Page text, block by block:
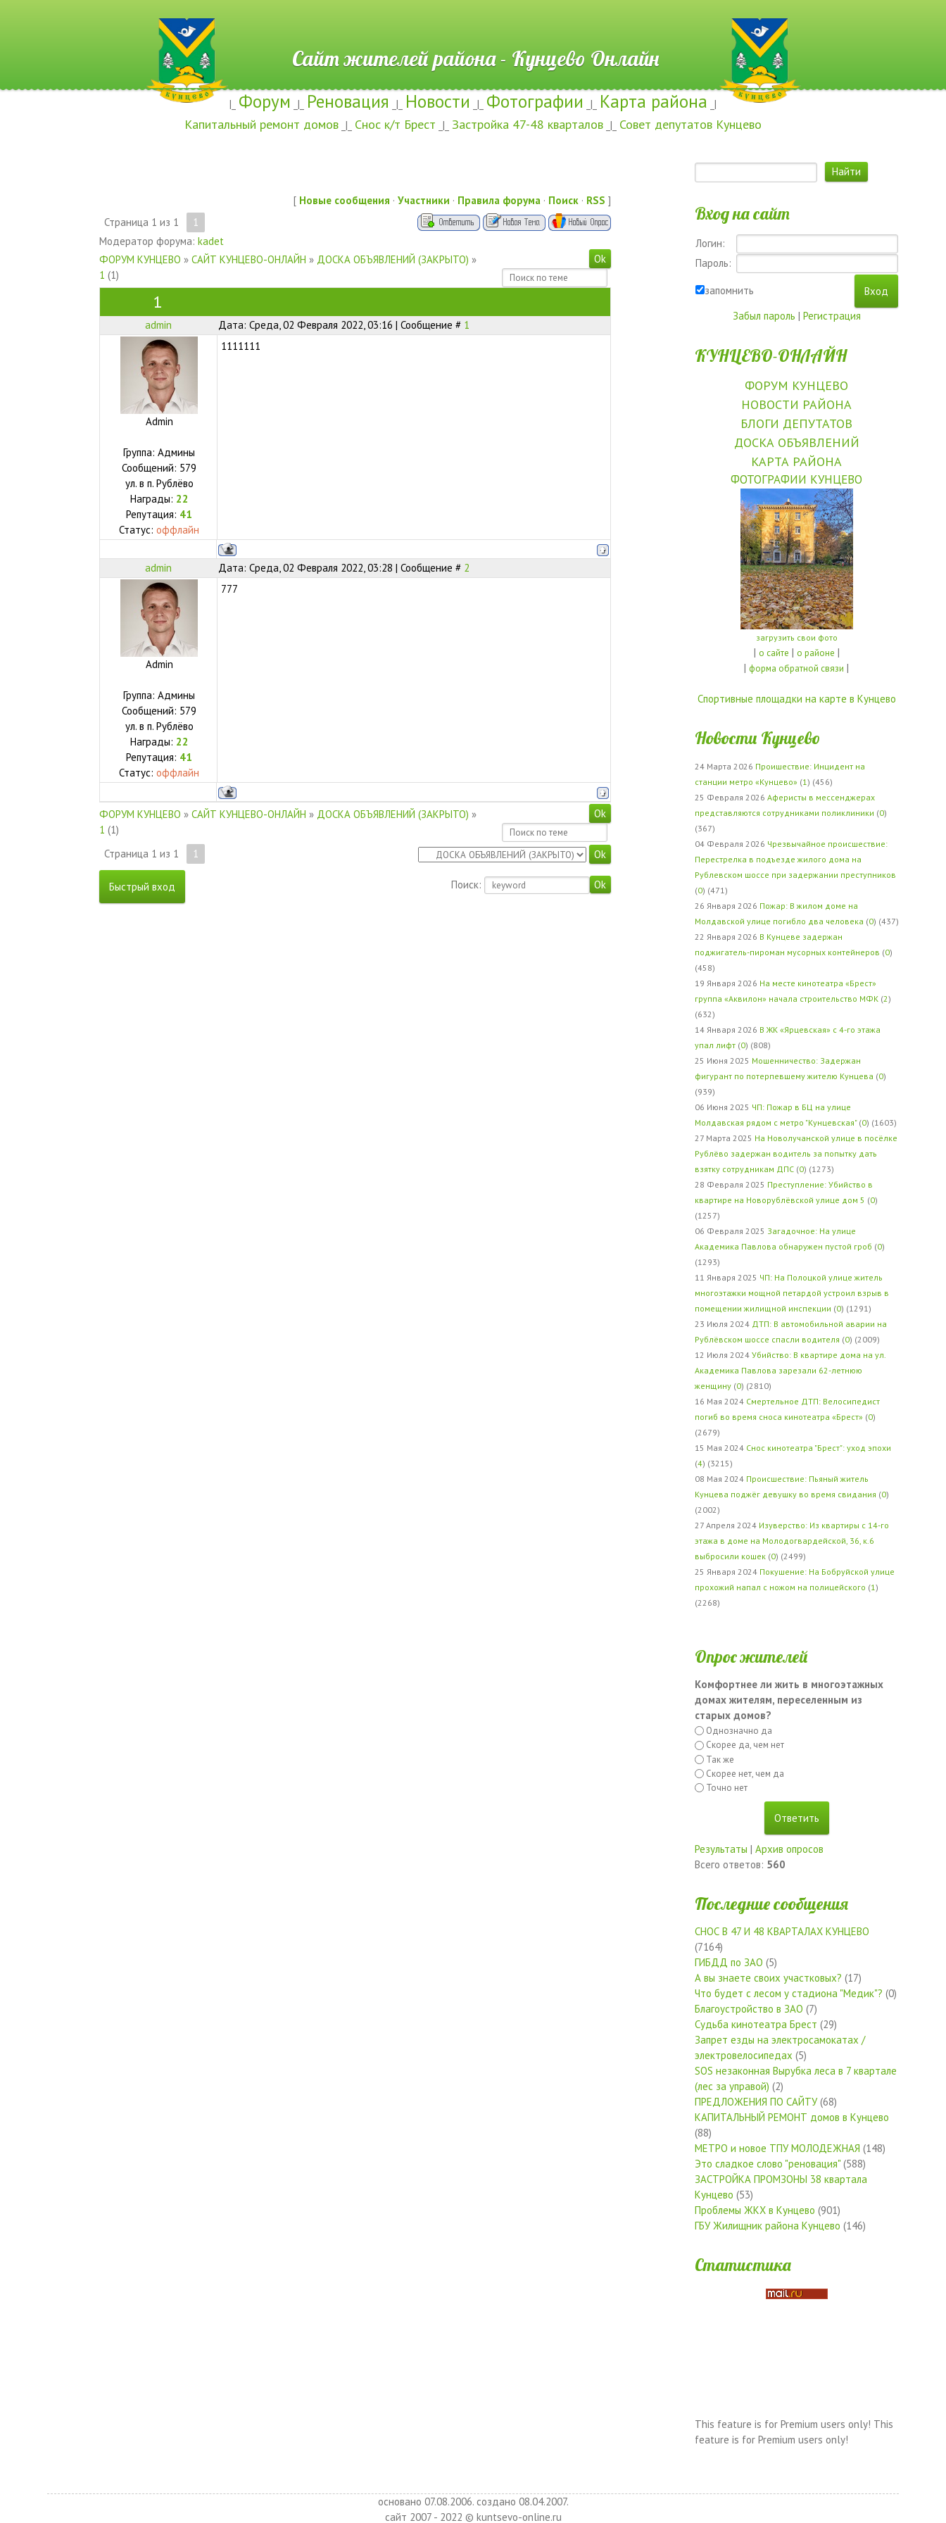
Сайт жителей района - Кунцево Онлайн
|_ Форум _|_ Реновация _|_ Новости _|_ Фотографии _|_ Карта района _|
Капитальный ремонт домов _|_ Снос к/т Брест _|_ Застройка 47-48 кварталов _|_ Совет депутатов Кунцево
[ Новые сообщения · Участники · Правила форума · Поиск · RSS ]
Страница 1 из 1
1
Модератор форума: kadet
ФОРУМ КУНЦЕВО » САЙТ КУНЦЕВО-ОНЛАЙН » ДОСКА ОБЪЯВЛЕНИЙ (ЗАКРЫТО) »
1 (1)
1
admin Дата: Среда, 02 Февраля 2022, 03:16 | Сообщение # 1
Admin
Группа: Админы
Сообщений: 579
ул. в п. Рублёво
Награды: 22
Репутация: 41
Статус:оффлайн
1111111
admin Дата: Среда, 02 Февраля 2022, 03:28 | Сообщение # 2
Admin
Группа: Админы
Сообщений: 579
ул. в п. Рублёво
Награды: 22
Репутация: 41
Статус:оффлайн
777
ФОРУМ КУНЦЕВО » САЙТ КУНЦЕВО-ОНЛАЙН » ДОСКА ОБЪЯВЛЕНИЙ (ЗАКРЫТО) »
1 (1)
Страница 1 из 1 1
Поиск:
Вход на сайт
Логин:
Пароль:
запомнить
Забыл пароль | Регистрация
КУНЦЕВО-ОНЛАЙН
ФОРУМ КУНЦЕВО
НОВОСТИ РАЙОНА
БЛОГИ ДЕПУТАТОВ
ДОСКА ОБЪЯВЛЕНИЙ
КАРТА РАЙОНА
ФОТОГРАФИИ КУНЦЕВО
загрузить свои фото
| о сайте | о районе |
|форма обратной связи |
Спортивные площадки на карте в Кунцево
Новости Кунцево
24 Марта 2026 Проишествие: Инцидент на
станции метро «Кунцево» (1) (456)
25 Февраля 2026 Аферисты в мессенджерах
представляются сотрудниками поликлиники (0)
(367)
04 Февраля 2026 Чрезвычайное происшествие:
Перестрелка в подъезде жилого дома на
Рублевском шоссе при задержании преступников
(0) (471)
26 Января 2026 Пожар: В жилом доме на
Молдавской улице погибло два человека (0) (437)
22 Января 2026 В Кунцеве задержан
поджигатель-пироман мусорных контейнеров (0)
(458)
19 Января 2026 На месте кинотеатра «Брест»
группа «Аквилон» начала строительство МФК (2)
(632)
14 Января 2026 В ЖК «Ярцевская» с 4-го этажа
упал лифт (0) (808)
25 Июня 2025 Мошенничество: Задержан
фигурант по потерпевшему жителю Кунцева (0)
(939)
06 Июня 2025 ЧП: Пожар в БЦ на улице
Молдавская рядом с метро "Кунцевская" (0) (1603)
27 Марта 2025 На Новолучанской улице в посёлке
Рублёво задержан водитель за попытку дать
взятку сотрудникам ДПС (0) (1273)
28 Февраля 2025 Преступление: Убийство в
квартире на Новорублёвской улице дом 5 (0)
(1257)
06 Февраля 2025 Загадочное: На улице
Академика Павлова обнаружен пустой гроб (0)
(1293)
11 Января 2025 ЧП: На Полоцкой улице житель
многоэтажки мощной петардой устроил взрыв в
помещении жилищной инспекции (0) (1291)
23 Июля 2024 ДТП: В автомобильной аварии на
Рублёвском шоссе спасли водителя (0) (2009)
12 Июля 2024 Убийство: В квартире дома на ул.
Академика Павлова зарезали 62-летнюю
женщину (0) (2810)
16 Мая 2024 Смертельное ДТП: Велосипедист
погиб во время сноса кинотеатра «Брест» (0)
(2679)
15 Мая 2024 Снос кинотеатра "Брест": уход эпохи
(4) (3215)
08 Мая 2024 Происшествие: Пьяный житель
Кунцева поджёг девушку во время свидания (0)
(2002)
27 Апреля 2024 Изуверство: Из квартиры с 14-го
этажа в доме на Молодогвардейской, 36, к.6
выбросили кошек (0) (2499)
25 Января 2024 Покушение: На Бобруйской улице
прохожий напал с ножом на полицейского (1)
(2268)
Опрос жителей
Комфортнее ли жить в многоэтажных
домах жителям, переселенным из
старых домов?
Однозначно да
Скорее да, чем нет
Так же
Скорее нет, чем да
Точно нет
Результаты | Архив опросов
Всего ответов: 560
Последние сообщения
СНОС В 47 И 48 КВАРТАЛАХ КУНЦЕВО
(7164)
ГИБДД по ЗАО (5)
А вы знаете своих участковых? (17)
Что будет с лесом у стадиона "Медик"? (0)
Благоустройство в ЗАО (7)
Судьба кинотеатра Брест (29)
Запрет езды на электросамокатах /
электровелосипедах (5)
SOS незаконная Вырубка леса в 7 квартале
(лес за управой) (2)
ПРЕДЛОЖЕНИЯ ПО САЙТУ(68)
КАПИТАЛЬНЫЙ РЕМОНТ домов в Кунцево
(88)
МЕТРО и новое ТПУ МОЛОДЕЖНАЯ (148)
Это сладкое слово "реновация"(588)
ЗАСТРОЙКА ПРОМЗОНЫ 38 квартала
Кунцево (53)
Проблемы ЖКХ в Кунцево (901)
ГБУ Жилищник района Кунцево (146)
Статистика
This feature is for Premium users only! This
feature is for Premium users only!
основано 07.08.2006. создано 08.04.2007.
сайт 2007 - 2022 © kuntsevo-online.ru